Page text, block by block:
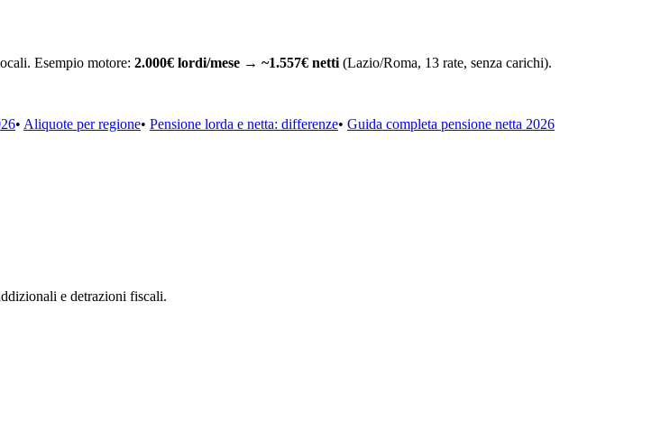
Esempio motore: 2.000€ lordi/mese → ~1.557€ netti (Lazio/Roma, 13 rate, senza carichi).
• Aliquote per regione• Pensione lorda e netta: differenze• Guida completa pensione netta 2026
e detrazioni fiscali.